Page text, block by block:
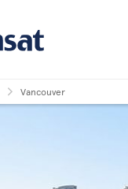
Vancouver